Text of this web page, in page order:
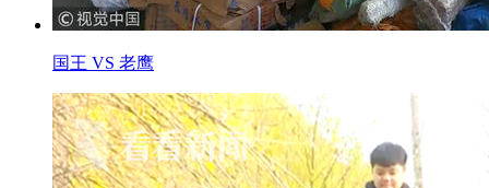
国王 VS 老鹰